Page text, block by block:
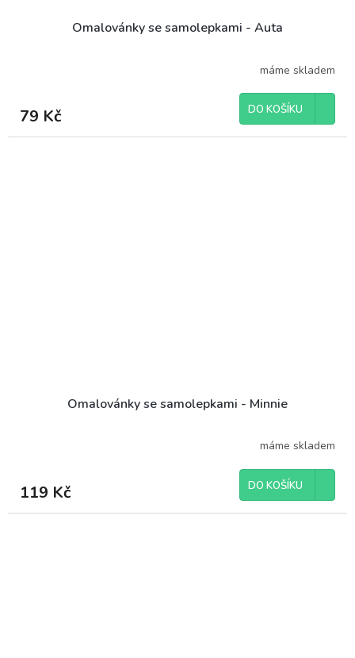
Omalovánky se samolepkami - Auta
máme skladem
79 Kč DO KOŠÍKU
Omalovánky se samolepkami - Minnie
máme skladem
119 Kč DO KOŠÍKU